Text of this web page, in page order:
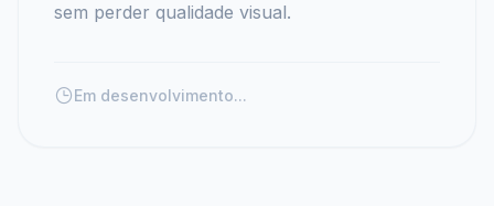
sem perder qualidade visual.
Em desenvolvimento...